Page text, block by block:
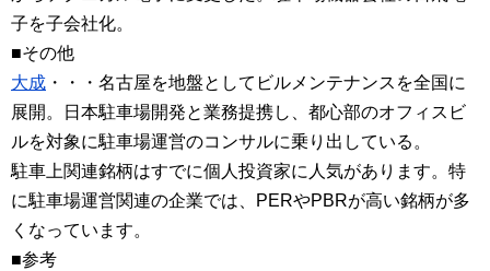
子を子会社化。
■その他
大成 ・・・名古屋を地盤としてビルメンテナンスを全国に
展開。日本駐車場開発と業務提携し、都心部のオフィスビ
ルを対象に駐車場運営のコンサルに乗り出している。
駐車上関連銘柄はすでに個人投資家に人気があります。特
に駐車場運営関連の企業では、PERやPBRが高い銘柄が多
くなっています。
■参考